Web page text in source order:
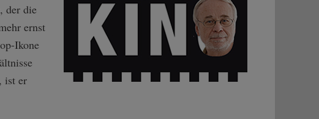
der die
ernst
Ikone
ist er